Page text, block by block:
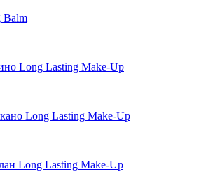
Balm
Long Lasting Make-Up
Long Lasting Make-Up
Long Lasting Make-Up